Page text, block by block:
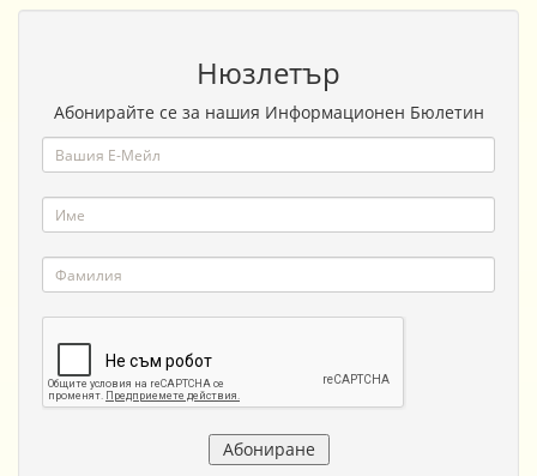
Нюзлетър
Абонирайте се за нашия Информационен Бюлетин